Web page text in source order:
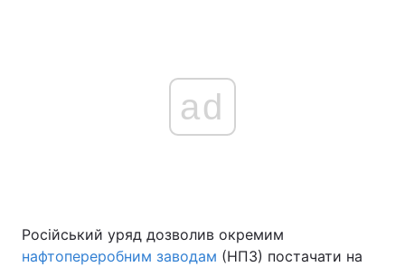
ad
Російський уряд дозволив окремим
нафтопереробним заводам (НПЗ) постачати на